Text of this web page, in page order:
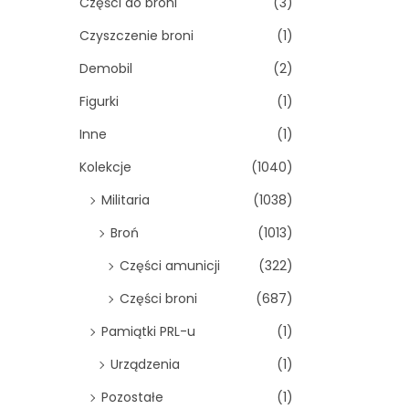
Czyszczenie broni
(1)
Demobil
(2)
Figurki
(1)
Inne
(1)
Kolekcje
(1040)
Militaria
(1038)
Broń
(1013)
Części amunicji
(322)
Części broni
(687)
Pamiątki PRL-u
(1)
Urządzenia
(1)
Pozostałe
(1)